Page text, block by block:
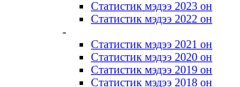
Статистик мэдээ 2023 он
Статистик мэдээ 2022 он
-
Статистик мэдээ 2021 он
Статистик мэдээ 2020 он
Статистик мэдээ 2019 он
Статистик мэдээ 2018 он